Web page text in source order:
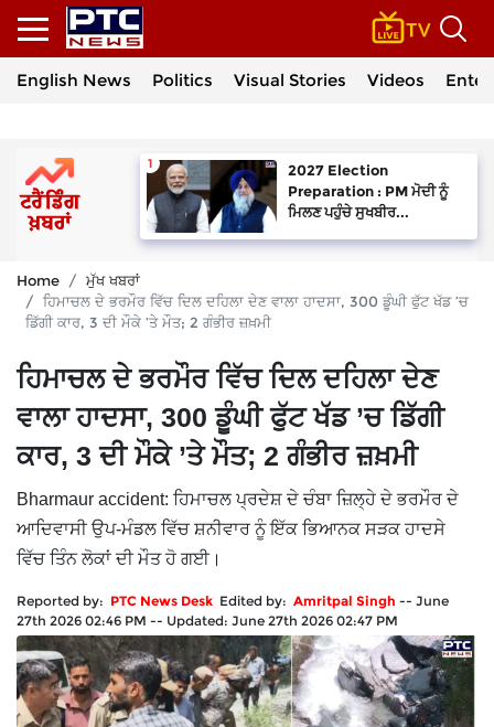
English News Politics Visual Stories Videos
2027 Election
Preparation : PM ਮੋਦੀ ਨੂੰ
ਮਿਲਣ ਪਹੁੰਚੇ ਸੁਖਬੀਰ...
Home
ਮੁੱਖ ਖਬਰਾਂ
ਹਿਮਾਚਲ ਦੇ ਭਰਮੌਰ ਵਿੱਚ ਦਿਲ ਦਹਿਲਾ ਦੇਣ ਵਾਲਾ ਹਾਦਸਾ, 300 ਡੂੰਘੀ ਫੁੱਟ ਖੱਡ ’ਚ
ਡਿੱਗੀ ਕਾਰ, 3 ਦੀ ਮੌਕੇ ’ਤੇ ਮੌਤ; 2 ਗੰਭੀਰ ਜ਼ਖ਼ਮੀ
ਹਿਮਾਚਲ ਦੇ ਭਰਮੌਰ ਵਿੱਚ ਦਿਲ ਦਹਿਲਾ ਦੇਣ
ਵਾਲਾ ਹਾਦਸਾ, 300 ਡੂੰਘੀ ਫੁੱਟ ਖੱਡ ’ਚ ਡਿੱਗੀ
ਕਾਰ, 3 ਦੀ ਮੌਕੇ ’ਤੇ ਮੌਤ; 2 ਗੰਭੀਰ ਜ਼ਖ਼ਮੀ
Bharmaur accident: ਹਿਮਾਚਲ ਪ੍ਰਦੇਸ਼ ਦੇ ਚੰਬਾ ਜ਼ਿਲ੍ਹੇ ਦੇ ਭਰਮੌਰ ਦੇ
ਆਦਿਵਾਸੀ ਉਪ-ਮੰਡਲ ਵਿੱਚ ਸ਼ਨੀਵਾਰ ਨੂੰ ਇੱਕ ਭਿਆਨਕ ਸੜਕ ਹਾਦਸੇ
ਵਿੱਚ ਤਿੰਨ ਲੋਕਾਂ ਦੀ ਮੌਤ ਹੋ ਗਈ।
Reported by: PTC News Desk Edited by: Amritpal Singh -- June
27th 2026 02:46 PM -- Updated: June 27th 2026 02:47 PM